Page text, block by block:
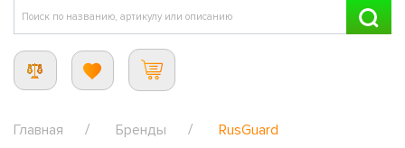
Главная Бренды RusGuard